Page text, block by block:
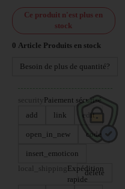
Ce produit n'est plus en
stock
0 Article Produits en stock
Besoin de plus de quantité?
security Paiement sécurisé
add
link edit
open_in_new code
insert_emoticon
delete
local_shipping Expédition
rapide